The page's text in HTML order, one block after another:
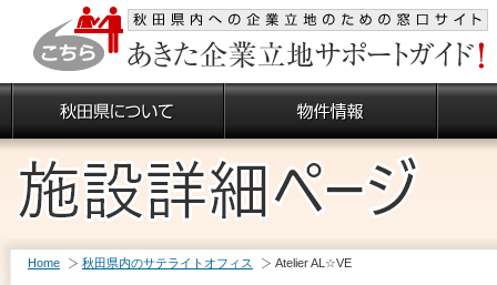
Home 秋田県内のサテライトオフィス Atelier AL☆VE